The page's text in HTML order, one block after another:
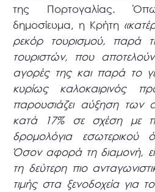
της Πορτογαλίας.
δημοσίευμα, η Κρήτη
ρεκόρ τουρισμού, παρά
τουριστών, που
αγορές της και παρά το
κυρίως καλοκαιρινός
παρουσιάζει αύξηση των
κατά 17% σε σχέση με
δρομολόγια εσωτερικού
Όσον αφορά τη διαμονή,
τη δεύτερη πιο
τιμής στα ξενοδοχεία για